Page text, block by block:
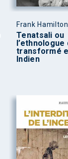
Frank
Tenatsali ou
transformé
Indien